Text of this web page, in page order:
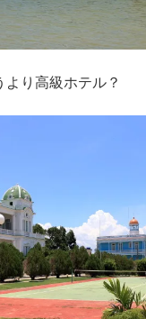
より高級ホテル？